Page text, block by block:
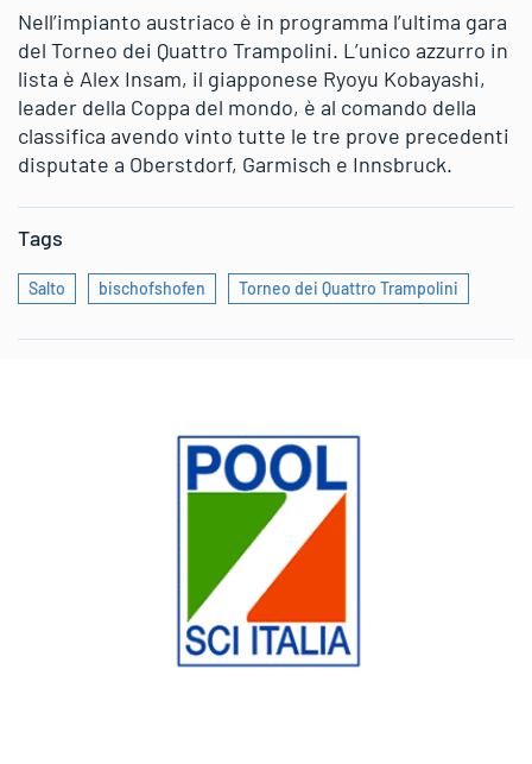
Nell’impianto austriaco è in programma l’ultima gara
del Torneo dei Quattro Trampolini. L’unico azzurro in
lista è Alex Insam, il giapponese Ryoyu Kobayashi,
leader della Coppa del mondo, è al comando della
classifica avendo vinto tutte le tre prove precedenti
disputate a Oberstdorf, Garmisch e Innsbruck.
Tags
Salto bischofshofen Torneo dei Quattro Trampolini